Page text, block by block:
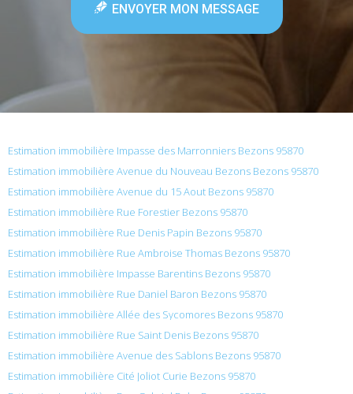
ENVOYER MON MESSAGE
Estimation immobilière Impasse des Marronniers Bezons 95870
Estimation immobilière Avenue du Nouveau Bezons Bezons 95870
Estimation immobilière Avenue du 15 Aout Bezons 95870
Estimation immobilière Rue Forestier Bezons 95870
Estimation immobilière Rue Denis Papin Bezons 95870
Estimation immobilière Rue Ambroise Thomas Bezons 95870
Estimation immobilière Impasse Barentins Bezons 95870
Estimation immobilière Rue Daniel Baron Bezons 95870
Estimation immobilière Allée des Sycomores Bezons 95870
Estimation immobilière Rue Saint Denis Bezons 95870
Estimation immobilière Avenue des Sablons Bezons 95870
Estimation immobilière Cité Joliot Curie Bezons 95870